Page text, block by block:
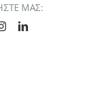
ΜΑΣ: